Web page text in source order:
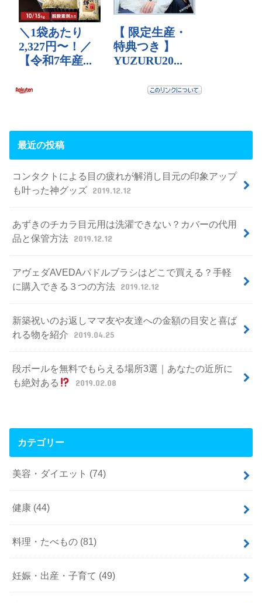
最近の投稿
コンタクトによる目の疲れが解消し目元の印象アップ
も叶った神グッズ 2019.12.12
あずきのチカラ目元用は洗濯できない？カバーの代用
品と保管方法 2019.12.12
アヴェダAVEDAパドルブラシはどこで買える？手軽
に購入できる３つの方法 2019.12.12
新築祝いのお返しママ友や友達への金額の目安と喜ば
れる物を紹介
2019.04.25
段ボールを無料でもらえる場所3選｜あなたの近所に
も絶対ある
2019.02.08
カテゴリー
美容・ダイエット (74)
健康 (44)
料理・たべもの (81)
妊娠・出産・子育て (49)